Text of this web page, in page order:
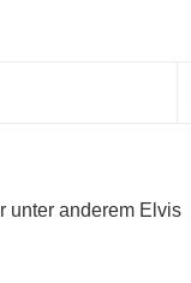
unter anderem Elvis